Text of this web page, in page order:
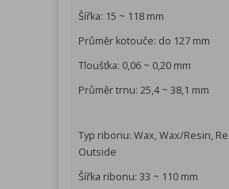
Šířka: 15 ~ 118 mm
Průměr kotouče: do 127 mm
Tloušťka: 0,06 ~ 0,20 mm
Průměr trnu: 25,4 ~ 38,1 mm
Typ ribonu: Wax, Wax/Resin,
Outside
Šířka ribonu: 33 ~ 110 mm